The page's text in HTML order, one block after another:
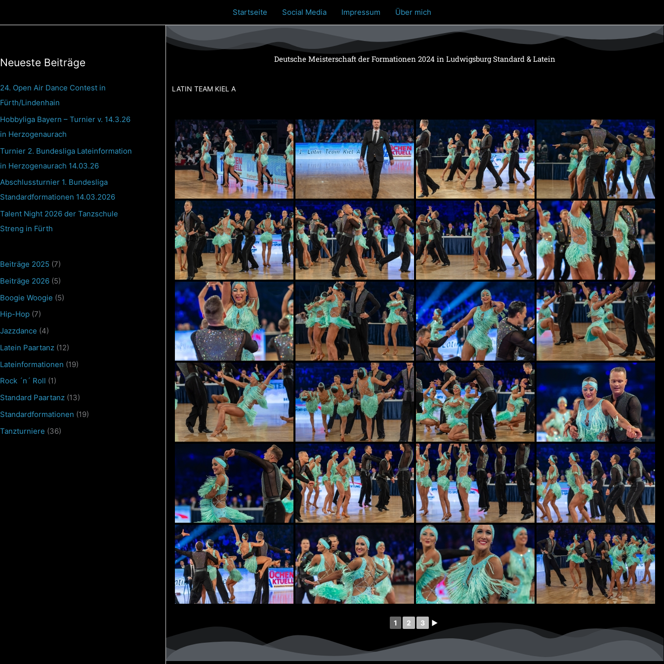
Startseite Social Media Impressum Über mich
Neueste Beiträge
24. Open Air Dance Contest in
Fürth/Lindenhain
Hobbyliga Bayern – Turnier v. 14.3.26
in Herzogenaurach
Turnier 2. Bundesliga Lateinformation
in Herzogenaurach 14.03.26
Abschlussturnier 1. Bundesliga
Standardformationen 14.03.2026
Talent Night 2026 der Tanzschule
Streng in Fürth
Beiträge 2025 (7)
Beiträge 2026 (5)
Boogie Woogie (5)
Hip-Hop (7)
Jazzdance (4)
Latein Paartanz (12)
Lateinformationen (19)
Rock ´n´ Roll (1)
Standard Paartanz (13)
Standardformationen (19)
Tanzturniere (36)
Deutsche Meisterschaft der Formationen 2024 in Ludwigsburg Standard & Latein
LATIN TEAM KIEL A
1 2 3 ►